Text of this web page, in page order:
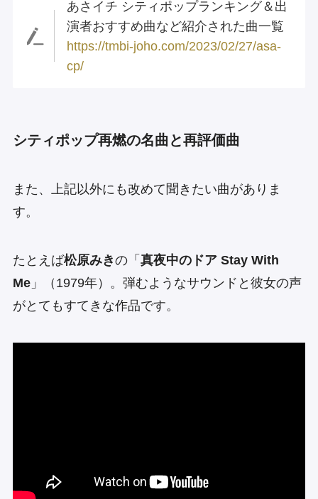
あさイチ シティポップランキング＆出
演者おすすめ曲など紹介された曲一覧
https://tmbi-joho.com/2023/02/27/asa-
cp/
シティポップ再燃の名曲と再評価曲
また、上記以外にも改めて聞きたい曲がありま
す。
たとえば松原みきの「 真夜中のドア Stay With
Me」（1979年）。弾むようなサウンドと彼女の声
がとてもすてきな作品です。